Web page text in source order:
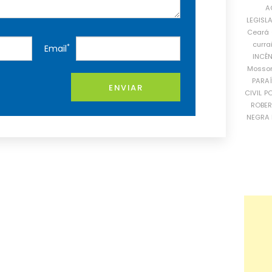
Email*
ENVIAR
Ceará
CIVIL
NEGRA